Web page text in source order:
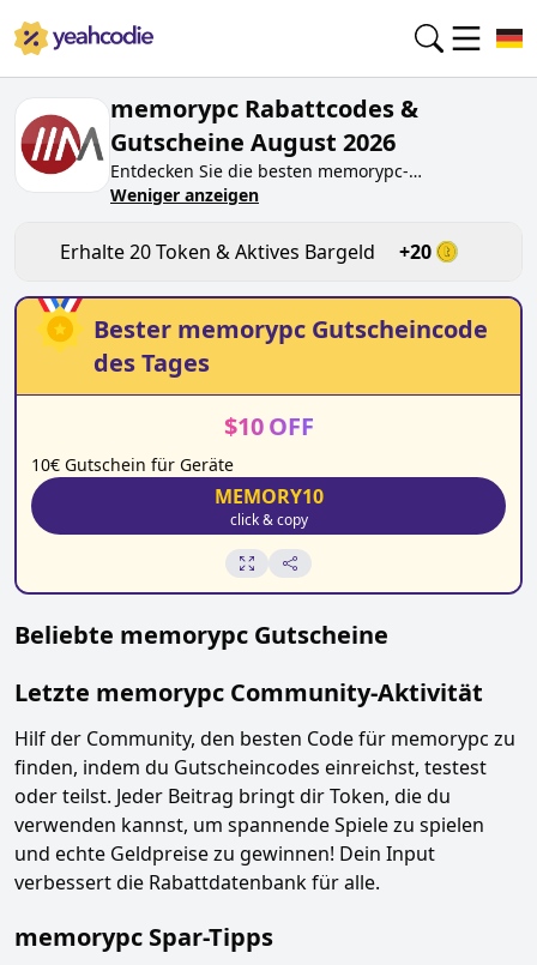
memorypc Rabattcodes &
Gutscheine August 2026
Entdecken Sie die besten memorypc-
Gutscheincodes von heute für
verdienen Sie Token beimemorypc.de, indem Sie
den Code testen. Erhalten Sie Belohnungen, wenn
Siememorypc-Gutscheincodes einreichen und
anderen Käufern beim Sparen helfen.
Weniger anzeigen
Erhalte20Token & Aktives Bargeld +20
Bester memorypc Gutscheincode
des Tages
$10 OFF
10€ Gutschein für Geräte
MEMORY10
click & copy
Beliebte memorypc Gutscheine
Letzte memorypc Community-Aktivität
Hilf der Community, den besten Code für memorypc zu
finden, indem du Gutscheincodes einreichst, testest
oder teilst. Jeder Beitrag bringt dir Token, die du
verwenden kannst, um spannende Spiele zu spielen
und echte Geldpreise zu gewinnen! Dein Input
verbessert die Rabattdatenbank für alle.
memorypc Spar-Tipps